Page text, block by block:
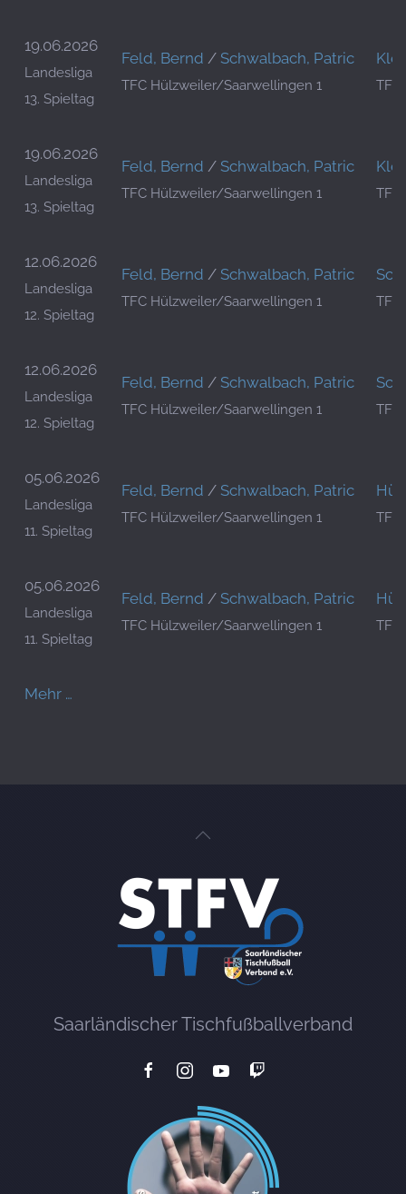
19.06.2026
Landesliga
13. Spieltag
Feld, Bernd / Schwalbach, Patric
TFC Hülzweiler/Saarwellingen 1
19.06.2026
Landesliga
13. Spieltag
Feld, Bernd / Schwalbach, Patric
TFC Hülzweiler/Saarwellingen 1
12.06.2026
Landesliga
12. Spieltag
Feld, Bernd / Schwalbach, Patric
TFC Hülzweiler/Saarwellingen 1 TFC
12.06.2026
Landesliga
12. Spieltag
Feld, Bernd / Schwalbach, Patric
TFC Hülzweiler/Saarwellingen 1 TFC
05.06.2026
Landesliga
11. Spieltag
Feld, Bernd / Schwalbach, Patric
TFC Hülzweiler/Saarwellingen 1 TFC
05.06.2026
Landesliga
11. Spieltag
Feld, Bernd / Schwalbach, Patric
TFC Hülzweiler/Saarwellingen 1 TFC
Mehr …
Saarländischer Tischfußballverband